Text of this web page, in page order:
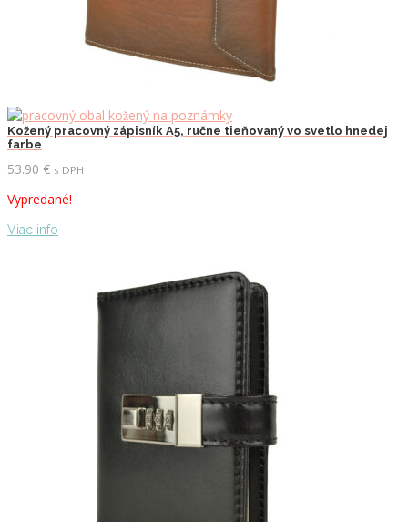
Kožený pracovný zápisník A5, ručne tieňovaný vo svetlo hnedej
farbe
53.90 € s DPH
Vypredané!
Viac info